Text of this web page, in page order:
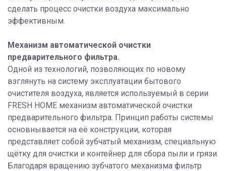
сделать процесс очистки воздуха максимально
эффективным.
Механизм автоматической очистки
предварительного фильтра.
Одной из технологий, позволяющих по новому
взглянуть на систему эксплуатации бытового
очистителя воздуха, является используемый в серии
FRESH HOME механизм автоматической очистки
предварительного фильтра. Принцип работы системы
основнывается на её конструкции, которая
представляет собой зубчатый механизм, специальную
щётку для очистки и контейнер для сбора пыли и грязи.
Благодаря вращению зубчатого механизма фильтр